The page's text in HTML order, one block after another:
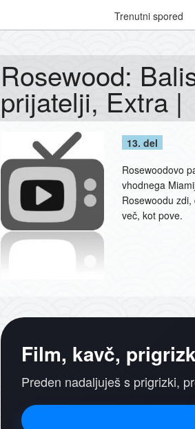
Trenutni spored
Rosewood:
prijatelji, Extra |
13. del
Rosewoodovo
vhodnega
Rosewoodu
več, kot pove.
Film, kavč,
Preden nadaljuješ s prigrizki,